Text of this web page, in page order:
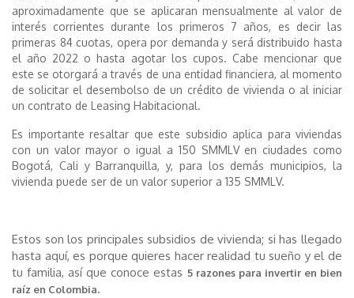
aproximadamente que se aplicaran mensualmente al valor de
interés corrientes durante los primeros 7 años, es decir las
primeras 84 cuotas, opera por demanda y será distribuido hasta
el año 2022 o hasta agotar los cupos. Cabe mencionar que
este se otorgará a través de una entidad financiera, al momento
de solicitar el desembolso de un crédito de vivienda o al iniciar
un contrato de Leasing Habitacional.
Es importante resaltar que este subsidio aplica para viviendas
con un valor mayor o igual a 150 SMMLV en ciudades como
Bogotá, Cali y Barranquilla, y, para los demás municipios, la
vivienda puede ser de un valor superior a 135 SMMLV.
Estos son los principales subsidios de vivienda; si has llegado
hasta aquí, es porque quieres hacer realidad tu sueño y el de
tu familia, así que conoce estas 5 razones para invertir en bien
raíz en Colombia.